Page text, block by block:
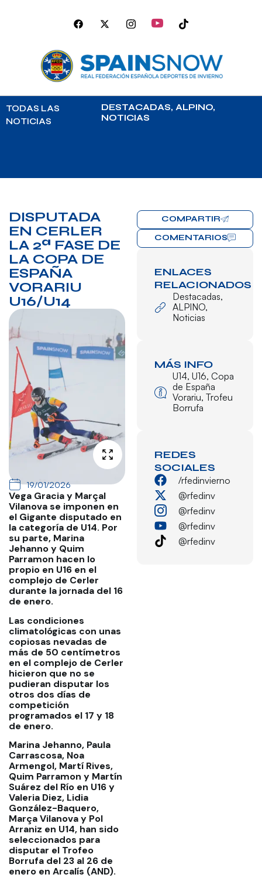
TODAS LAS
NOTICIAS
DESTACADAS, ALPINO,
NOTICIAS
DISPUTADA
EN CERLER
LA 2ª FASE DE
LA COPA DE
ESPAÑA
VORARIU
U16/U14
19/01/2026
Vega Gracia y Marçal
Vilanova se imponen en
el Gigante disputado en
la categoría de U14. Por
su parte, Marina
Jehanno y Quim
Parramon hacen lo
propio en U16 en el
complejo de Cerler
durante la jornada del 16
de enero.
Las condiciones
climatológicas con unas
copiosas nevadas de
más de 50 centímetros
en el complejo de Cerler
hicieron que no se
pudieran disputar los
otros dos días de
competición
programados el 17 y 18
de enero.
Marina Jehanno, Paula
Carrascosa, Noa
Armengol, Martí Rives,
Quim Parramon y Martín
Suárez del Río en U16 y
Valeria Diez, Lidia
González-Baquero,
Marça Vilanova y Pol
Arraniz en U14, han sido
seleccionados para
disputar el Trofeo
Borrufa del 23 al 26 de
enero en Arcalís (AND).
COMPARTIR
COMENTARIOS
ENLACES
RELACIONADOS
Destacadas,
ALPINO,
Noticias
MÁS INFO
U14, U16, Copa
de España
Vorariu, Trofeu
Borrufa
REDES
SOCIALES
/rfedinvierno
@rfedinv
@rfedinv
@rfedinv
@rfedinv